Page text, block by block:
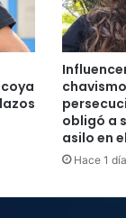
obligó a
asilo en
Hace 1 día